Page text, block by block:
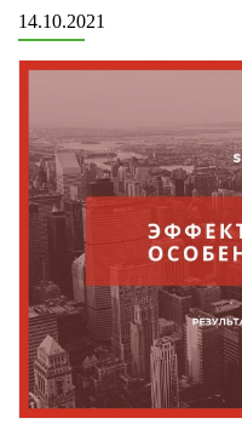
14.10.2021